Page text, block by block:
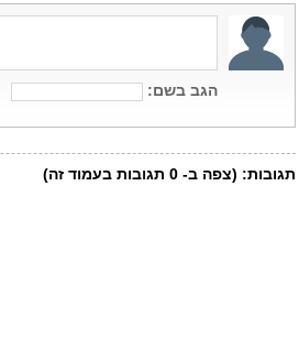
הגב בשם:
תגובות: (צפה ב- 0 תגובות בעמוד זה)